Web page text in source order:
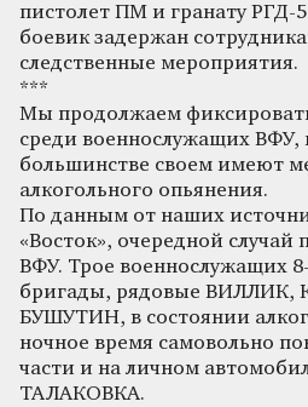
пистолет ПМ и гранату РГД-
боевик задержан
следственные мероприятия.
***
Мы продолжаем
среди военнослужащих ВФУ,
большинстве своем имеют
алкогольного опьянения.
По данным от наших
«Восток», очередной случай
ВФУ. Трое военнослужащих
бригады, рядовые ВИЛЛИК,
БУШУТИН, в состоянии
ночное время самовольно
части и на личном
ТАЛАКОВКА.